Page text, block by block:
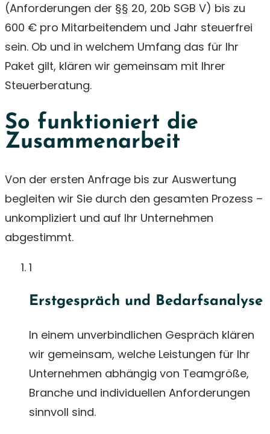
(Anforderungen der §§ 20, 20b SGB V) bis zu
600 € pro Mitarbeitendem und Jahr steuerfrei
sein. Ob und in welchem Umfang das für Ihr
Paket gilt, klären wir gemeinsam mit Ihrer
Steuerberatung.
So funktioniert die
Zusammenarbeit
Von der ersten Anfrage bis zur Auswertung
begleiten wir Sie durch den gesamten Prozess –
unkompliziert und auf Ihr Unternehmen
abgestimmt.
1
Erstgespräch und Bedarfsanalyse
In einem unverbindlichen Gespräch klären
wir gemeinsam, welche Leistungen für Ihr
Unternehmen abhängig von Teamgröße,
Branche und individuellen Anforderungen
sinnvoll sind.